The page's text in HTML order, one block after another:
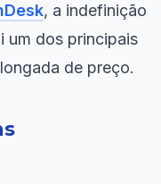
, a indefinição
um dos principais
de preço.